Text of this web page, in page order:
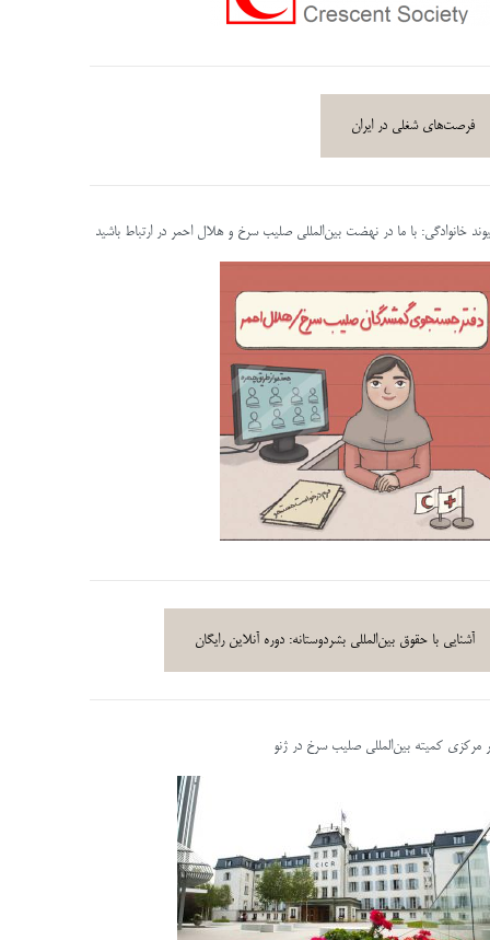
فرصت‌های شغلی در ایران
خانوادگی: با ما در نهضت بین‌المللی صلیب سرخ و هلال احمر در ارتباط باشید
آشنایی با حقوق بین‌المللی بشردوستانه: دوره آنلاین رایگان
مرکزی کمیته بین‌المللی صلیب سرخ در ژنو